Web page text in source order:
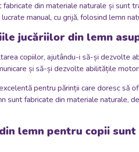
fabricate din materiale naturale și
manual, cu grijă, folosind lemn
jucăriilor din lemn
copiilor, ajutându-i să-și dezvolte
și să-și dezvolte abilitățile
pentru părinții care doresc să
sunt fabricate din materiale naturale,
lemn pentru copii